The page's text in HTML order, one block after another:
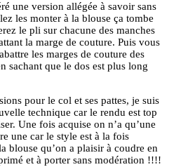
une version allégée à savoir sans
les monter à la blouse ça tombe
le pli sur chacune des manches
la marge de couture. Puis vous
les marges de couture des
sachant que le dos est plus long
pour le col et ses pattes, je suis
technique car le rendu est top
Une fois acquise on n’a qu’une
une car le style est à la fois
blouse qu’on a plaisir à coudre en
et à porter sans modération !!!!